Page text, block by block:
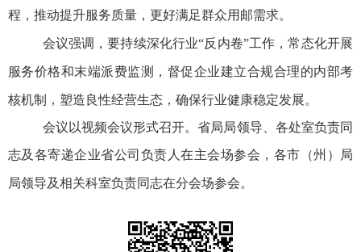
程，推动提升服务质量，更好满足群众用邮需求。
会议强调，要持续深化行业“反内卷”工作，常态化开展
服务价格和末端派费监测，督促企业建立合规合理的内部考
核机制，塑造良性经营生态，确保行业健康稳定发展。
会议以视频会议形式召开。省局局领导、各处室负责同
志及各寄递企业省公司负责人在主会场参会，各市（州）局
局领导及相关科室负责同志在分会场参会。